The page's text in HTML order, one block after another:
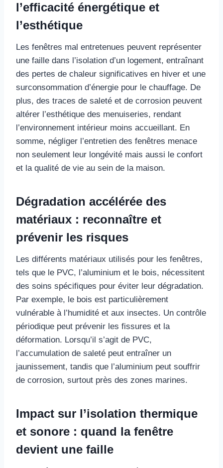
l’efficacité énergétique et
l’esthétique
Les fenêtres mal entretenues peuvent représenter
une faille dans l’isolation d’un logement, entraînant
des pertes de chaleur significatives en hiver et une
surconsommation d’énergie pour le chauffage. De
plus, des traces de saleté et de corrosion peuvent
altérer l’esthétique des menuiseries, rendant
l’environnement intérieur moins accueillant. En
somme, négliger l’entretien des fenêtres menace
non seulement leur longévité mais aussi le confort
et la qualité de vie au sein de la maison.
Dégradation accélérée des
matériaux : reconnaître et
prévenir les risques
Les différents matériaux utilisés pour les fenêtres,
tels que le PVC, l’aluminium et le bois, nécessitent
des soins spécifiques pour éviter leur dégradation.
Par exemple, le bois est particulièrement
vulnérable à l’humidité et aux insectes. Un contrôle
périodique peut prévenir les fissures et la
déformation. Lorsqu’il s’agit de PVC,
l’accumulation de saleté peut entraîner un
jaunissement, tandis que l’aluminium peut souffrir
de corrosion, surtout près des zones marines.
Impact sur l’isolation thermique
et sonore : quand la fenêtre
devient une faille